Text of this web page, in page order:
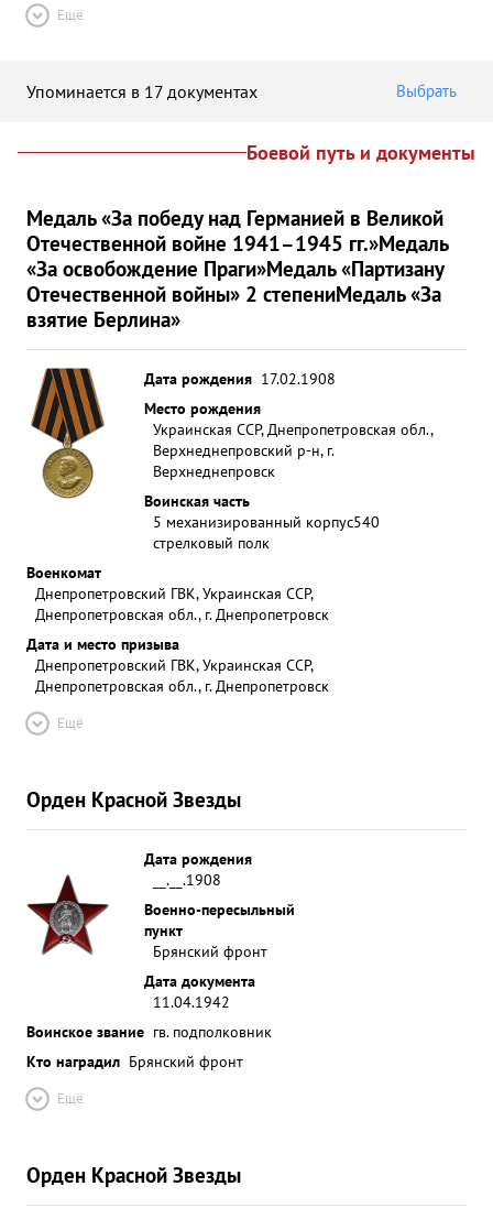
Ещё
Упоминается в 17 документах Выбрать
Боевой путь и документы
Медаль «За победу над Германией в Великой
Отечественной войне 1941–1945 гг.»Медаль
«За освобождение Праги»Медаль «Партизану
Отечественной войны» 2 степениМедаль «За
взятие Берлина»
Дата рождения 17.02.1908
Место рождения
Украинская ССР, Днепропетровская обл.,
Верхнеднепровский р-н, г.
Верхнеднепровск
Воинская часть
5 механизированный корпус540
стрелковый полк
Военкомат
Днепропетровский ГВК, Украинская ССР,
Днепропетровская обл., г. Днепропетровск
Дата и место призыва
Днепропетровский ГВК, Украинская ССР,
Днепропетровская обл., г. Днепропетровск
Ещё
Орден Красной Звезды
Дата рождения
__.__.1908
Военно-пересыльный
пункт
Брянский фронт
Дата документа
11.04.1942
Воинское звание гв. подполковник
Кто наградил Брянский фронт
Ещё
Орден Красной Звезды